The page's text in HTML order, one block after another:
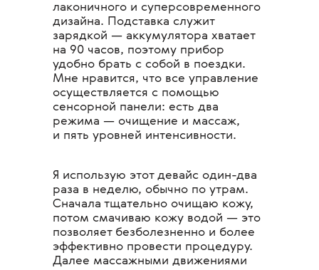
лаконичного и суперсовременного
дизайна. Подставка служит
зарядкой — аккумулятора хватает
на 90 часов, поэтому прибор
удобно брать с собой в поездки.
Мне нравится, что все управление
осуществляется с помощью
сенсорной панели: есть два
режима — очищение и массаж,
и пять уровней интенсивности.
Я использую этот девайс один-два
раза в неделю, обычно по утрам.
Сначала тщательно очищаю кожу,
потом смачиваю кожу водой — это
позволяет безболезненно и более
эффективно провести процедуру.
Далее массажными движениями